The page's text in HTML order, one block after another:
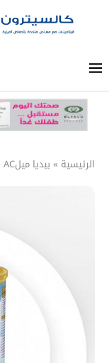
الرئيسية » بيديا ميلAC